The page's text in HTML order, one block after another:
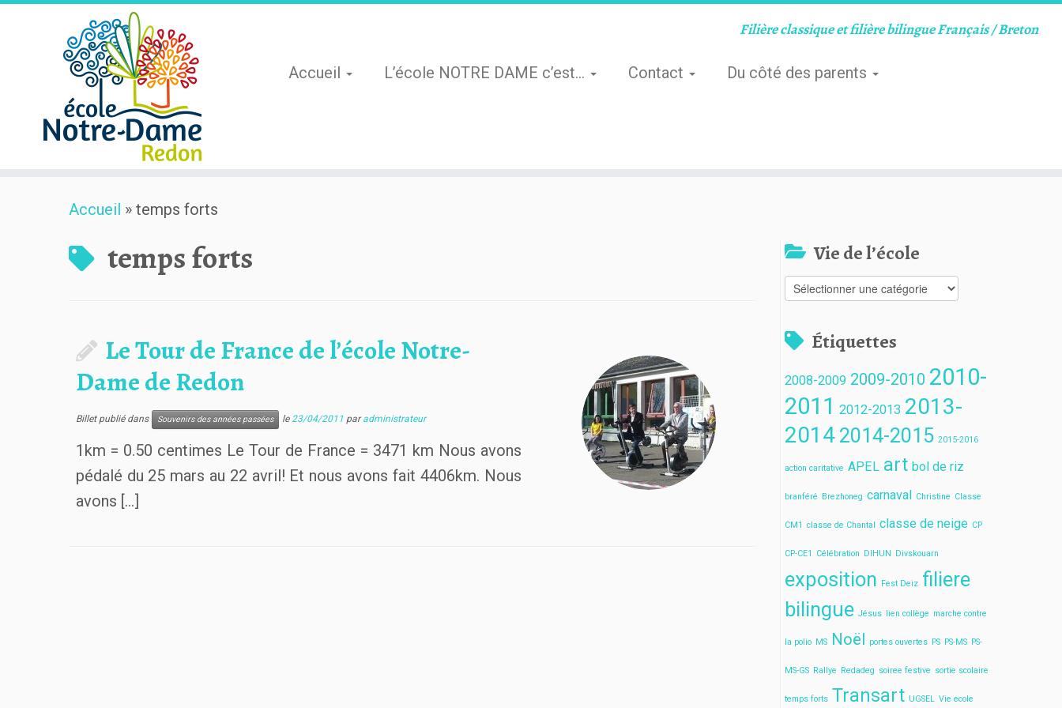
Filière classique et filière bilingue Français / Breton
Accueil L’école NOTRE DAME c’est… Contact Du côté des parents
Accueil » temps forts
temps forts
Le Tour de France de l’école Notre-
Dame de Redon
Billet publié dans Souvenirs des années passées le23/04/2011 paradministrateur
1km = 0.50 centimes Le Tour de France = 3471 km Nous avons
pédalé du 25 mars au 22 avril! Et nous avons fait 4406km. Nous
avons […]
Vie de l’école
Vie
de
Étiquettes
2008-2009 2009-2010 2010-
2011 2012-2013 2013-
2014 2014-2015 2015-2016
action caritative APEL art bol de riz
branféré Brezhoneg carnaval Christine Classe
CM1 classe de Chantal classe de neige CP
CP-CE1 Célébration DIHUN Divskouarn
exposition Fest Deiz filiere
bilingue Jésus lien collège marche contre
la polio MS Noël portes ouvertes PS PS-MS PS-
MS-GS Rallye Redadeg soiree festive sortie scolaire
temps forts Transart UGSEL Vie ecole